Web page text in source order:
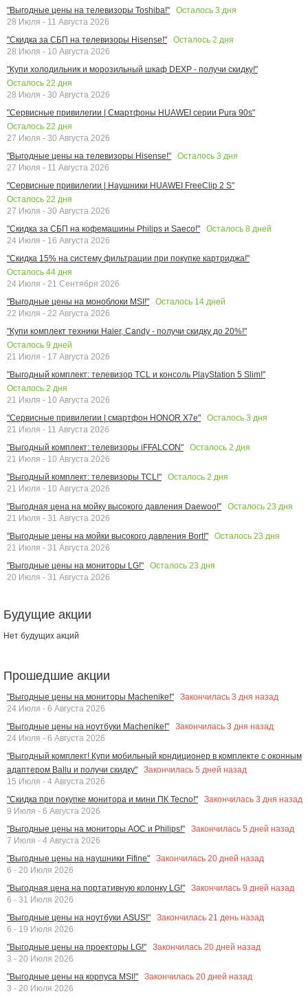
"Выгодные цены на телевизоры Toshiba!"
Осталось 3 дня
28 Июля - 11 Августа 2026
"Скидка за СБП на телевизоры Hisense!"
Осталось 2 дня
28 Июля - 10 Августа 2026
"Купи холодильник и морозильный шкаф DEXP - получи скидку!"
Осталось 22 дня
28 Июля - 30 Августа 2026
"Сервисные привилегии | Смартфоны HUAWEI серии Pura 90s"
Осталось 22 дня
27 Июля - 30 Августа 2026
"Выгодные цены на телевизоры Hisense!"
Осталось 3 дня
27 Июля - 11 Августа 2026
"Сервисные привилегии | Наушники HUAWEI FreeClip 2 S"
Осталось 22 дня
27 Июля - 30 Августа 2026
"Скидка за СБП на кофемашины Philips и Saeco!"
Осталось 8 дней
24 Июля - 16 Августа 2026
"Скидка 15% на систему фильтрации при покупке картриджа!"
Осталось 44 дня
24 Июля - 21 Сентября 2026
"Выгодные цены на моноблоки MSI!"
Осталось 14 дней
22 Июля - 22 Августа 2026
"Купи комплект техники Haier, Candy - получи скидку до 20%!"
Осталось 9 дней
21 Июля - 17 Августа 2026
"Выгодный комплект: телевизор TCL и консоль PlayStation 5 Slim!"
Осталось 2 дня
21 Июля - 10 Августа 2026
"Сервисные привилегии | смартфон HONOR X7e"
Осталось 3 дня
21 Июля - 11 Августа 2026
"Выгодный комплект: телевизоры iFFALCON"
Осталось 2 дня
21 Июля - 10 Августа 2026
"Выгодный комплект: телевизоры TCL!"
Осталось 2 дня
21 Июля - 10 Августа 2026
"Выгодная цена на мойку высокого давления Daewoo!"
Осталось 23 дня
21 Июля - 31 Августа 2026
"Выгодные цены на мойки высокого давления Bort!"
Осталось 23 дня
21 Июля - 31 Августа 2026
"Выгодные цены на мониторы LG!"
Осталось 23 дня
20 Июля - 31 Августа 2026
Будущие акции
Нет будущих акций
Прошедшие акции
"Выгодные цены на мониторы Machenike!" Закончилась 3 дня назад
24 Июля - 6 Августа 2026
"Выгодные цены на ноутбуки Machenike!"
Закончилась 3 дня назад
24 Июля - 6 Августа 2026
"Выгодный комплект! Купи мобильный кондиционер в комплекте с оконным
адаптером Ballu и получи скидку"
Закончилась 5 дней назад
15 Июля - 4 Августа 2026
"Скидка при покупке монитора и мини ПК Tecno!"
Закончилась 3 дня назад
9 Июля - 6 Августа 2026
"Выгодные цены на мониторы AOC и Philips!"
Закончилась 5 дней назад
7 Июля - 4 Августа 2026
"Выгодные цены на наушники Fifine"
Закончилась 20 дней назад
6 - 20 Июля 2026
"Выгодная цена на портативную колонку LG!"
Закончилась 9 дней назад
6 - 31 Июля 2026
"Выгодные цены на ноутбуки ASUS!"
Закончилась 21 день назад
6 - 19 Июля 2026
"Выгодные цены на проекторы LG!"
Закончилась 20 дней назад
3 - 20 Июля 2026
"Выгодные цены на корпуса MSI!"
Закончилась 20 дней назад
3 - 20 Июля 2026